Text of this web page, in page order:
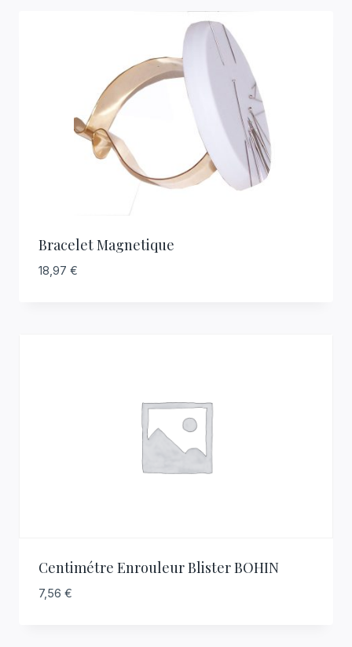
Bracelet Magnetique
18,97 €
Centimétre Enrouleur Blister BOHIN
7,56 €